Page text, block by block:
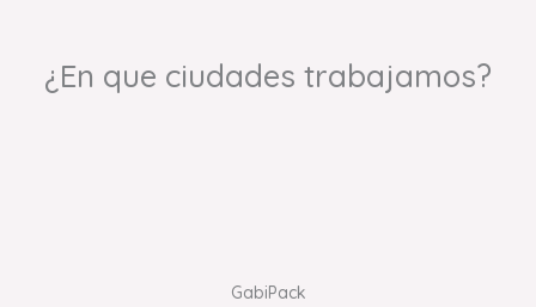
¿En que ciudades trabajamos?
GabiPack